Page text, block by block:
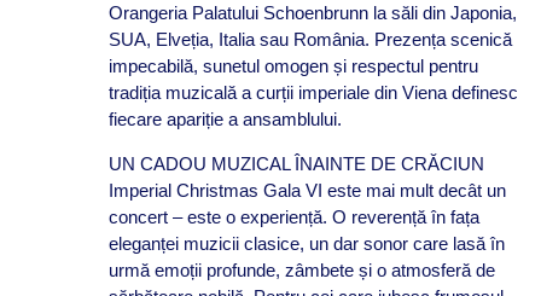
Orangeria Palatului Schoenbrunn la săli din Japonia,
SUA, Elveția, Italia sau România. Prezența scenică
impecabilă, sunetul omogen și respectul pentru
tradiția muzicală a curții imperiale din Viena definesc
fiecare apariție a ansamblului.
UN CADOU MUZICAL ÎNAINTE DE CRĂCIUN
Imperial Christmas Gala VI este mai mult decât un
concert – este o experiență. O reverență în fața
eleganței muzicii clasice, un dar sonor care lasă în
urmă emoții profunde, zâmbete și o atmosferă de